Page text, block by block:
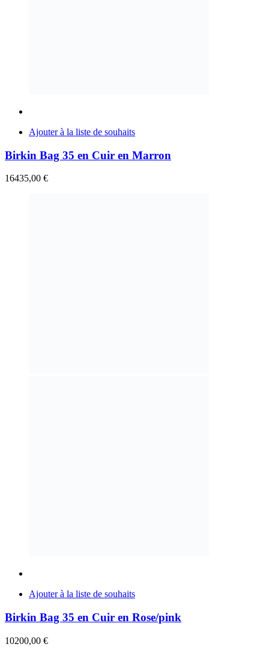
Ajouter à la liste de souhaits
Birkin Bag 35 en Cuir en Marron
16435,00 €
Ajouter à la liste de souhaits
Birkin Bag 35 en Cuir en Rose/pink
10200,00 €